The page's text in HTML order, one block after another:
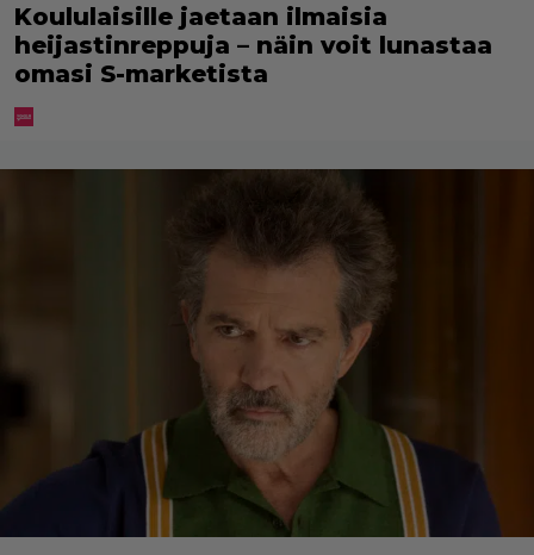
Koululaisille jaetaan ilmaisia
heijastinreppuja – näin voit lunastaa
omasi S-marketista